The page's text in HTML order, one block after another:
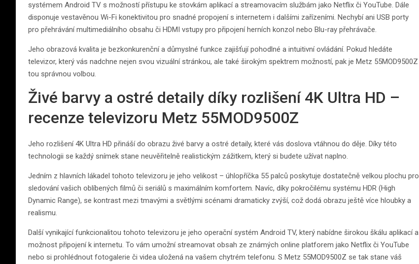
systémem Android TV s možností přístupu ke stovkám aplikací a streamovacím službám jako Netflix či YouTube. Dále
disponuje vestavěnou Wi-Fi konektivitou pro snadné propojení s internetem i dalšími zařízeními. Nechybí ani USB porty
pro přehrávání multimediálního obsahu či HDMI vstupy pro připojení herních konzol nebo Blu-ray přehrávače.
Jeho obrazová kvalita je bezkonkurenční a důmyslné funkce zajišťují pohodlné a intuitivní ovládání. Pokud hledáte
televizor, který vás nadchne nejen svou vizuální stránkou, ale také širokým spektrem možností, pak je Metz 55MOD9500Z
tou správnou volbou.
Živé barvy a ostré detaily díky rozlišení 4K Ultra HD –
recenze televizoru Metz 55MOD9500Z
Jeho rozlišení 4K Ultra HD přináší do obrazu živé barvy a ostré detaily, které vás doslova vtáhnou do děje. Díky této
technologii se každý snímek stane neuvěřitelně realistickým zážitkem, který si budete užívat naplno.
Jedním z hlavních lákadel tohoto televizoru je jeho velikost – úhlopříčka 55 palců poskytuje dostatečně velkou plochu pro
sledování vašich oblíbených filmů či seriálů s maximálním komfortem. Navíc, díky pokročilému systému HDR (High
Dynamic Range), se kontrast mezi tmavými a světlými scénami dramaticky zvýší, což dodá obrazu ještě více hloubky a
realismu.
Další vynikající funkcionalitou tohoto televizoru je jeho operační systém Android TV, který nabídne širokou škálu aplikací a
možnost připojení k internetu. To vám umožní streamovat obsah ze známých online platforem jako Netflix či YouTube
nebo si prohlédnout fotogalerie či videa uložená na vašem chytrém telefonu. S Metz 55MOD9500Z se tak stane váš